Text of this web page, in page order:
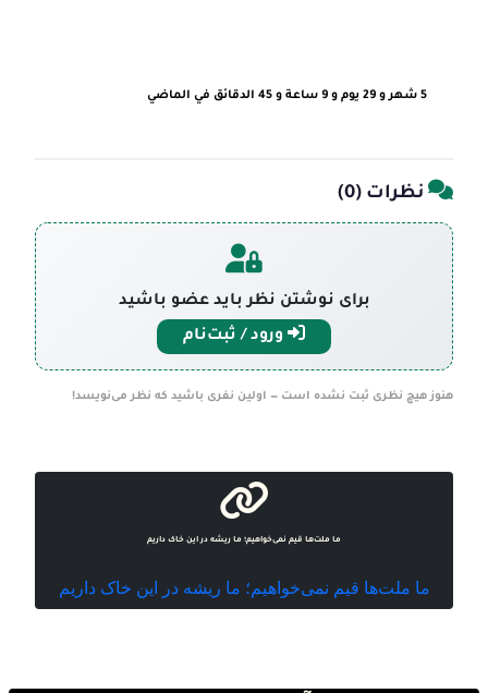
5 شهر و 29 يوم و 9 ساعة و 45 الدقائق في الماضي
نظرات (0
)
برای نوشتن نظر باید عضو باشید
ورود / ثبت‌نام
هنوز هیچ نظری ثبت نشده است — اولین نفری باشید که نظر می‌نویسد!
ما ملت‌ها قیم نمی‌خواهیم؛ ما ریشه در این خاک داریم
ما ملت‌ها قیم نمی‌خواهیم؛ ما ریشه در این خاک داریم